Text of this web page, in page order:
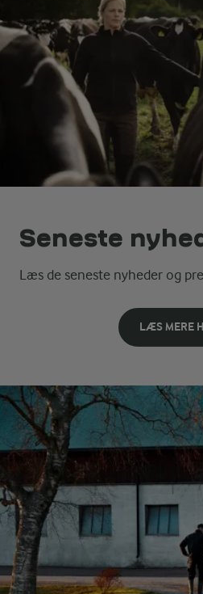
Seneste
Læs de seneste nyheder og
LÆS MERE